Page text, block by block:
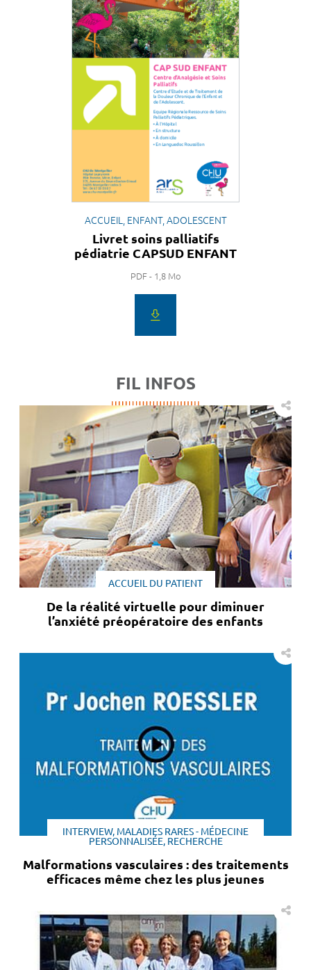
ACCUEIL, ENFANT, ADOLESCENT
Livret soins palliatifs
pédiatrie CAPSUD ENFANT
PDF - 1,8 Mo
FIL INFOS
ACCUEIL DU PATIENT
De la réalité virtuelle pour diminuer
l’anxiété préopératoire des enfants
INTERVIEW, MALADIES RARES - MÉDECINE
PERSONNALISÉE, RECHERCHE
Malformations vasculaires : des traitements
efficaces même chez les plus jeunes